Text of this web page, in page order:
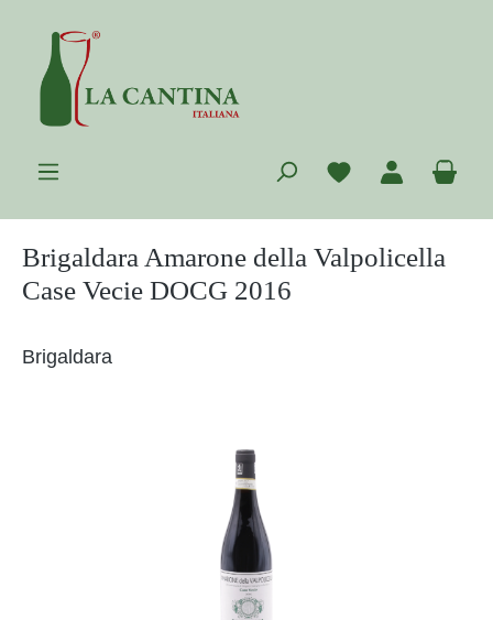
Zum Hauptinhalt springen
Du hast 0
Brigaldara Amarone della Valpolicella
Case Vecie DOCG 2016
Brigaldara